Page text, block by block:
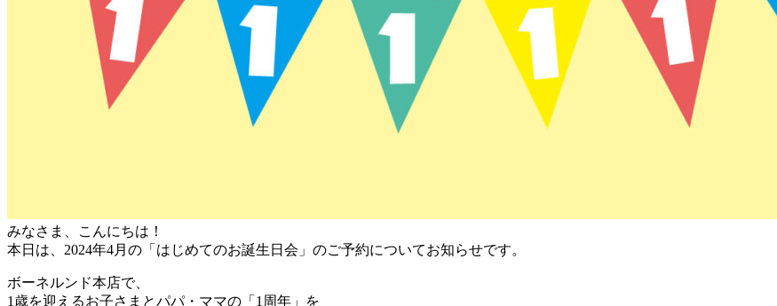
みなさま、こんにちは！
本日は、2024年4月の「はじめてのお誕生日会」のご予約についてお知らせです。
ボーネルンド本店で、
1歳を迎えるお子さまとパパ・ママの「1周年」を